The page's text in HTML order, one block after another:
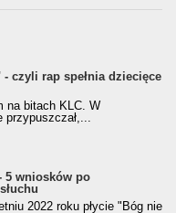
czyli rap spełnia dziecięce
na bitach KLC. W
przypuszczał,...
5 wniosków po
2022 roku płycie "Bóg nie